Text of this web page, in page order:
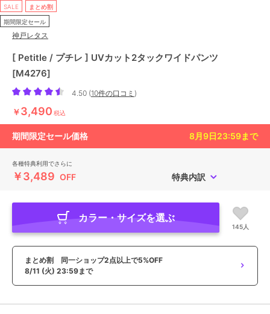
SALE まとめ割
期間限定セール
神戸レタス
[ Petitle / プチレ ] UVカット2タックワイドパンツ
[M4276]
4.50 (10件の口コミ )
￥3,490 税込
期間限定セール価格 8月9日23:59まで
各種特典利用でさらに
￥3,489 OFF 特典内訳
カラー・サイズを選ぶ
145人
まとめ割 同一ショップ2点以上で5%OFF
8/11 (火) 23:59まで